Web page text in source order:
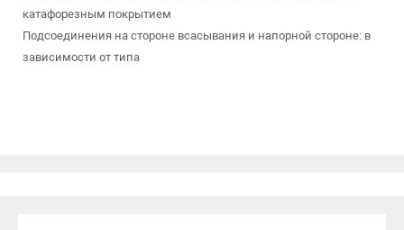
катафорезным покрытием
Подсоединения на стороне всасывания и напорной стороне: в
зависимости от типа